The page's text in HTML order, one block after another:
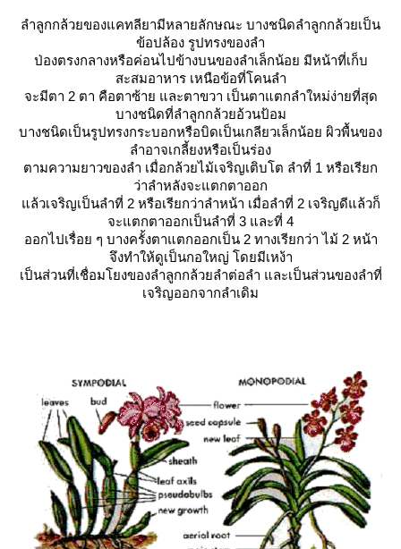
ลำลูกกล้วยของแคทลียามีหลายลักษณะ บางชนิดลำลูกกล้วยเป็น
ข้อปล้อง รูปทรงของลำ
ป่องตรงกลางหรือค่อนไปข้างบนของลำเล็กน้อย มีหน้าที่เก็บ
สะสมอาหาร เหนือข้อที่โคนลำ
จะมีตา 2 ตา คือตาซ้าย และตาขวา เป็นตาแตกลำใหม่ง่ายที่สุด
บางชนิดที่ลำลูกกล้วยอ้วนป้อม
บางชนิดเป็นรูปทรงกระบอกหรือบิดเป็นเกลียวเล็กน้อย ผิวพื้นของ
ลำอาจเกลี้ยงหรือเป็นร่อง
ตามความยาวของลำ เมื่อกล้วยไม้เจริญเติบโต ลำที่ 1 หรือเรียก
ว่าลำหลังจะแตกตาออก
ล้วเจริญเป็นลำที่ 2 หรือเรียกว่าลำหน้า เมื่อลำที่ 2 เจริญดีแล้วก็
จะแตกตาออกเป็นลำที่ 3 และที่ 4
ออกไปเรื่อย ๆ บางครั้งตาแตกออกเป็น 2 ทางเรียกว่า ไม้ 2 หน้า
จึงทำให้ดูเป็นกอใหญ่ โดยมีเหง้า
เป็นส่วนที่เชื่อมโยงของลำลูกกล้วยลำต่อลำ และเป็นส่วนของลำที่
เจริญออกจากลำเดิม